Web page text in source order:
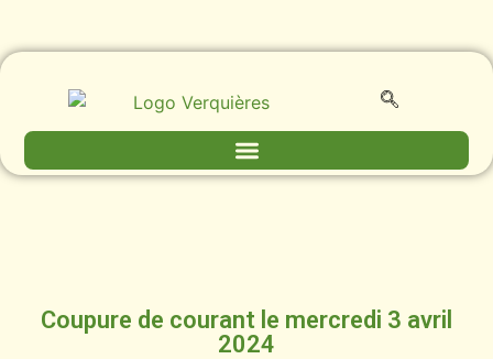
Coupure de courant le mercredi 3 avril
2024